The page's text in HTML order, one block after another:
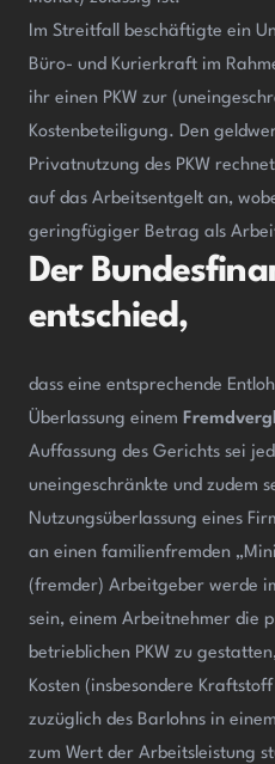
Im Streitfall beschäftigte ein
Büro- und Kurierkraft im
ihr einen PKW zur
Kostenbeteiligung. Den
Privatnutzung des PKW
auf das Arbeitsentgelt an,
geringfügiger Betrag als
Der
entschied,
dass eine entsprechende
Überlassung einem
Auffassung des Gerichts sei
uneingeschränkte und zudem
Nutzungsüberlassung eines
an einen familienfremden
(fremder) Arbeitgeber werde
sein, einem Arbeitnehmer die
betrieblichen PKW zu
Kosten (insbesondere
zuzüglich des Barlohns in
zum Wert der Arbeitsleistung